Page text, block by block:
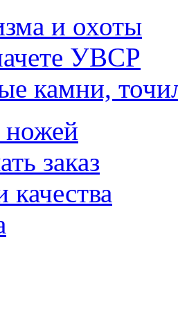
и охоты
УВСР
камни,
ножей
заказ
качества